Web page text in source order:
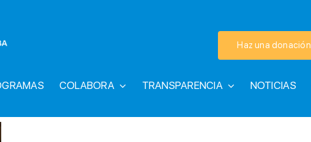
Haz una donación
COLABORA TRANSPARENCIA NOTICIAS